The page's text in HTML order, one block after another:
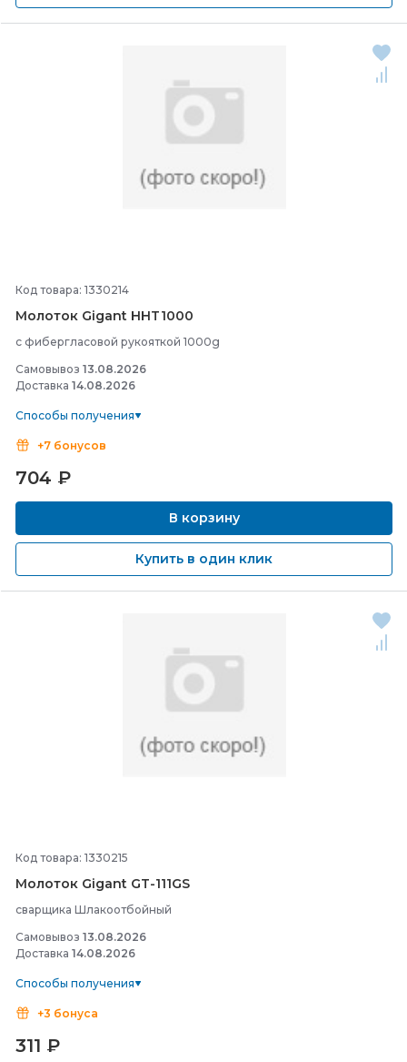
Код товара: 1330214
Молоток Gigant HHT1000
с фибергласовой рукояткой 1000g
Самовывоз 13.08.2026
Доставка 14.08.2026
Способы получения
+7 бонусов
704 ₽
В корзину
Купить в один клик
Код товара: 1330215
Молоток Gigant GT-111GS
сварщика Шлакоотбойный
Самовывоз 13.08.2026
Доставка 14.08.2026
Способы получения
+3 бонуса
311 ₽